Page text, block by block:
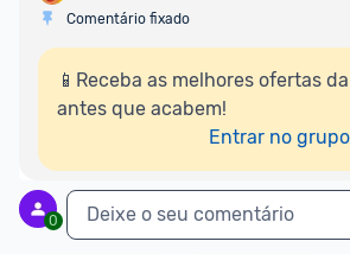
Comentário fixado
📱Receba as melhores ofertas
antes que acabem!
Entrar no grupo
0 Deixe o seu comentário